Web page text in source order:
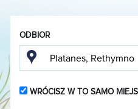
ODBIOR
WRÓCISZ W TO SAMO